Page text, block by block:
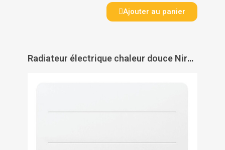
Ajouter au panier
Radiateur électrique chaleur douce Nirvana Néo connecté horizontal - ATLANTIC